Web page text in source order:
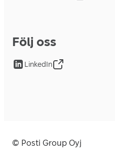
Följ oss
LinkedIn
© Posti Group Oyj